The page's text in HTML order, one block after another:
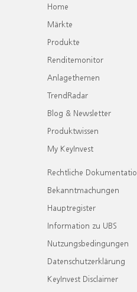
Home
Märkte
Produkte
Renditemonitor
Anlagethemen
TrendRadar
Blog & Newsletter
Produktwissen
My KeyInvest
Rechtliche
Bekanntmachungen
Hauptregister
Information zu UBS
Nutzungsbedingungen
Datenschutzerklärung
KeyInvest Disclaimer